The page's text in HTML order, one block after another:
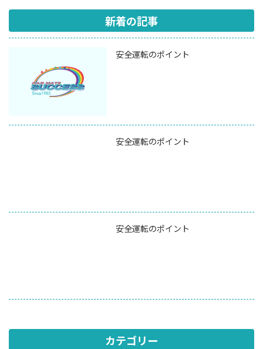
新着の記事
安全運転のポイント
安全運転のポイント
安全運転のポイント
カテゴリー